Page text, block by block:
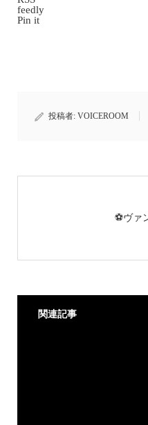
feedly
Pin it
投稿者: VOICEROOM
⚽️ヴァ
関連記事